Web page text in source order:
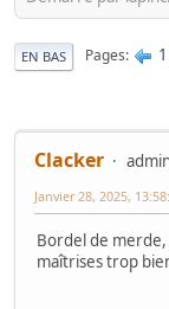
EN BAS Pages 1
Clacker
Janvier 28, 2025,
Bordel de merde,
maîtrises trop